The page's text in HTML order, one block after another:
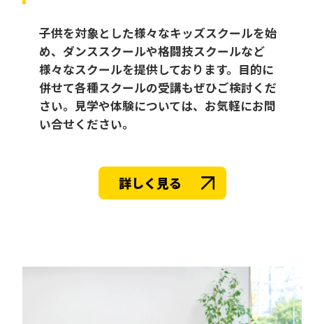
子供を対象とした様々なキッズスクールを始
め、ダンススクールや格闘技スクールなど
様々なスクールを提供しております。目的に
併せて各種スクールの受講もぜひご検討くだ
さい。見学や体験については、お気軽にお問
い合せください。
詳しく見る